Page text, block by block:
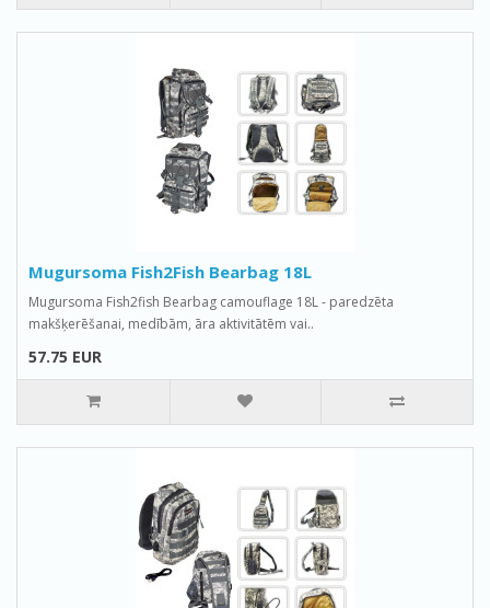
Mugursoma Fish2Fish Bearbag 18L
Mugursoma Fish2fish Bearbag camouflage 18L - paredzēta
makšķerēšanai, medībām, āra aktivitātēm vai..
57.75 EUR